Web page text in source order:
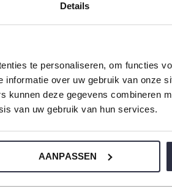
Details
te personaliseren, om functies
informatie over uw gebruik van onze
kunnen deze gegevens combineren
van uw gebruik van hun services.
AANPASSEN
Pyjamas
Velours
Charlie Choe
Homewear
€24,99